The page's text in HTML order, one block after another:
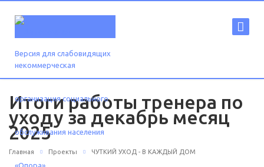
Версия для слабовидящих
Итоги работы тренера по
уходу за декабрь месяц
2025
Главная Проекты ЧУТКИЙ УХОД - В КАЖДЫЙ ДОМ